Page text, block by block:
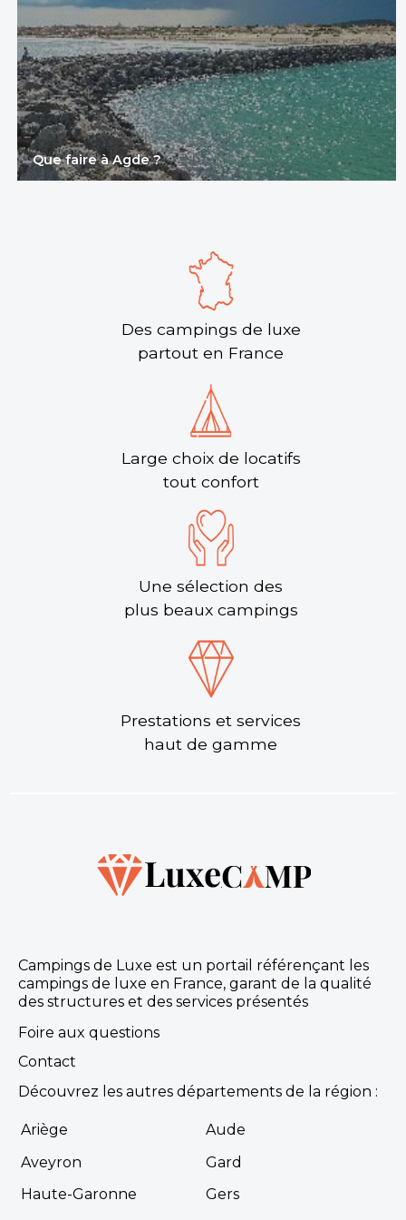
★ 4.1/5 (214 avis)
Aucune information tarifaire disponible
Découvrir
plages de la Grande-Motte, le camping Bon Port
Lunel, Hérault Provence , Occitanie
★ 4.8/5 (359 avis)
Aucune information tarifaire disponible
Camping Club l’Air Marin
En mobil-home, de 2 à 8 personnes, à L’Air Marin,
vous serez chez vous tout en étant ailleurs ! A
l’extérieur, devant la terrasse, un petit...
Aucune information tarifaire disponible
Californie Plage
Niché au cœur du Languedoc, à Vias, le Camping
détente. Situé directement en bord de mer, ...
Vias, Hérault , Occitanie
Voir le site
Dès / semaine en location
Que faire à Agde ?
Des campings de luxe
partout en France
Large choix de locatifs
tout confort
Une sélection des
plus beaux campings
Prestations et services
haut de gamme
Campings de Luxe est un portail référençant les
campings de luxe en France, garant de la qualité
des structures et des services présentés
Foire aux questions
Contact
Découvrez les autres départements de la région :
Ariège
Aude
Aveyron
Gard
Haute-Garonne
Gers